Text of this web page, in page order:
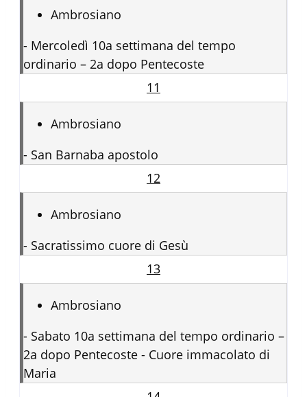
Ambrosiano
- Mercoledì 10a settimana del tempo
ordinario – 2a dopo Pentecoste
11
Ambrosiano
- San Barnaba apostolo
12
Ambrosiano
- Sacratissimo cuore di Gesù
13
Ambrosiano
- Sabato 10a settimana del tempo ordinario –
2a dopo Pentecoste - Cuore immacolato di
Maria